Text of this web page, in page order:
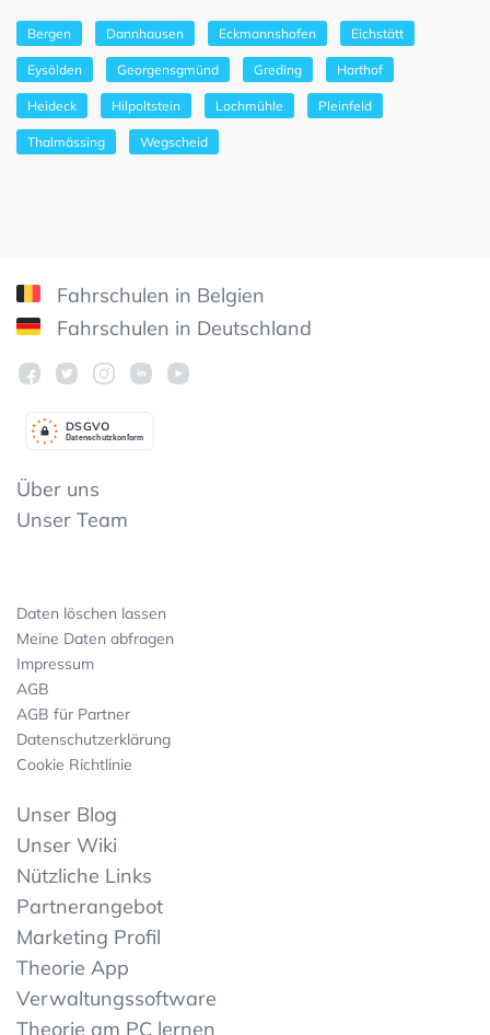
Bergen Dannhausen Eckmannshofen Eichstätt
Eysölden Georgensgmünd Greding Harthof
Heideck Hilpoltstein Lochmühle Pleinfeld
Thalmässing Wegscheid
Fahrschulen in Belgien
Fahrschulen in Deutschland
Datenschutzkonform
DSGVO
Über uns
Unser Team
Daten löschen lassen
Meine Daten abfragen
Impressum
AGB
AGB für Partner
Datenschutzerklärung
Cookie Richtlinie
Unser Blog
Unser Wiki
Nützliche Links
Partnerangebot
Marketing Profil
Theorie App
Verwaltungssoftware
Theorie am PC lernen